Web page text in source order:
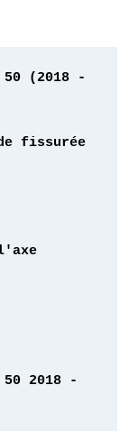
(2018 -
2018 -